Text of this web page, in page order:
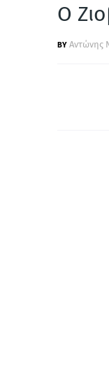
O
Aντώνης